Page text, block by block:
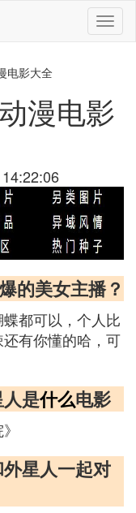
切
换
电影大全
漫电影
的美女主播？
都可以，个人比
有你懂的哈，可
是什么电影
星人一起对